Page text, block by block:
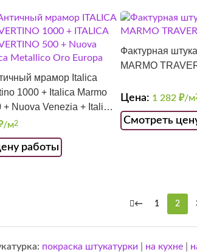
мрамор Italica
1000 + Italica Marmo
+ Nuova Venezia + Italica
м2
работы
Фактурная
MARMO
Цена: 1 282 ₽/м
Смотреть
← 1 2
покраска штукатурки на кухне|